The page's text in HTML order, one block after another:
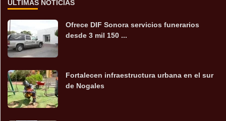
ÚLTIMAS NOTICIAS
Ofrece DIF Sonora servicios funerarios
desde 3 mil 150 ...
Fortalecen infraestructura urbana en el sur
de Nogales